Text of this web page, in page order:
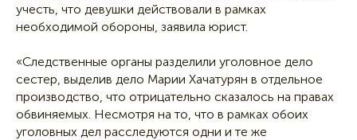
учесть, что девушки действовали в рамках
необходимой обороны, заявила юрист.
«Следственные органы разделили уголовное дело
сестер, выделив дело Марии Хачатурян в отдельное
производство, что отрицательно сказалось на правах
обвиняемых. Несмотря на то, что в рамках обоих
уголовных дел расследуются одни и те же